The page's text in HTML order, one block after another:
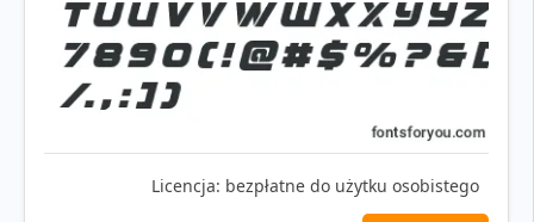
Licencja: bezpłatne do użytku osobistego